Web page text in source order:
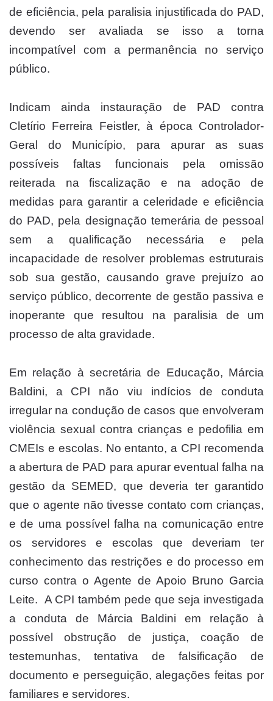
de eficiência, pela paralisia injustificada do PAD,
devendo ser avaliada se isso a torna
incompatível com a permanência no serviço
público.
Indicam ainda instauração de PAD contra
Cletírio Ferreira Feistler, à época Controlador-
Geral do Município, para apurar as suas
possíveis faltas funcionais pela omissão
reiterada na fiscalização e na adoção de
medidas para garantir a celeridade e eficiência
do PAD, pela designação temerária de pessoal
sem a qualificação necessária e pela
incapacidade de resolver problemas estruturais
sob sua gestão, causando grave prejuízo ao
serviço público, decorrente de gestão passiva e
inoperante que resultou na paralisia de um
processo de alta gravidade.
Em relação à secretária de Educação, Márcia
Baldini, a CPI não viu indícios de conduta
irregular na condução de casos que envolveram
violência sexual contra crianças e pedofilia em
CMEIs e escolas. No entanto, a CPI recomenda
a abertura de PAD para apurar eventual falha na
gestão da SEMED, que deveria ter garantido
que o agente não tivesse contato com crianças,
e de uma possível falha na comunicação entre
os servidores e escolas que deveriam ter
conhecimento das restrições e do processo em
curso contra o Agente de Apoio Bruno Garcia
Leite. A CPI também pede que seja investigada
a conduta de Márcia Baldini em relação à
possível obstrução de justiça, coação de
testemunhas, tentativa de falsificação de
documento e perseguição, alegações feitas por
familiares e servidores.